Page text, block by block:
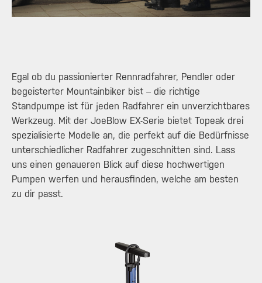
Egal ob du passionierter Rennradfahrer, Pendler oder
begeisterter Mountainbiker bist – die richtige
Standpumpe ist für jeden Radfahrer ein unverzichtbares
Werkzeug. Mit der JoeBlow EX-Serie bietet Topeak drei
spezialisierte Modelle an, die perfekt auf die Bedürfnisse
unterschiedlicher Radfahrer zugeschnitten sind. Lass
uns einen genaueren Blick auf diese hochwertigen
Pumpen werfen und herausfinden, welche am besten
zu dir passt.